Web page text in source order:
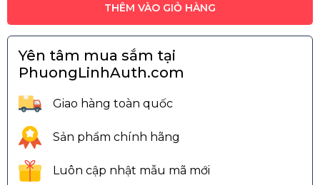
THÊM VÀO GIỎ HÀNG
Yên tâm mua sắm tại
PhuongLinhAuth.com
Giao hàng toàn quốc
Sản phẩm chính hãng
Luôn cập nhật mẫu mã mới